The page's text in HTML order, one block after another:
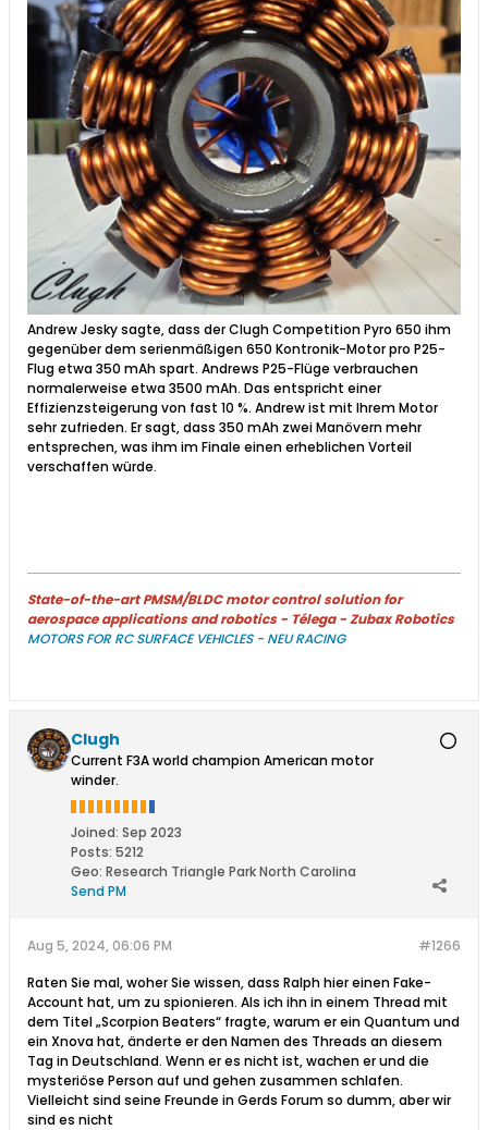
Andrew Jesky sagte, dass der Clugh Competition Pyro 650 ihm
gegenüber dem serienmäßigen 650 Kontronik-Motor pro P25-
Flug etwa 350 mAh spart. Andrews P25-Flüge verbrauchen
normalerweise etwa 3500 mAh. Das entspricht einer
Effizienzsteigerung von fast 10 %. Andrew ist mit Ihrem Motor
sehr zufrieden. Er sagt, dass 350 mAh zwei Manövern mehr
entsprechen, was ihm im Finale einen erheblichen Vorteil
verschaffen würde.
State-of-the-art PMSM/BLDC motor control solution for
aerospace applications and robotics - Télega - Zubax Robotics
MOTORS FOR RC SURFACE VEHICLES - NEU RACING
Clugh
Current F3A world champion American motor
winder.
Joined: Sep 2023
Posts: 5212
Geo: Research Triangle Park North Carolina
Send PM
#1266
Aug 5, 2024, 06:06 PM
Raten Sie mal, woher Sie wissen, dass Ralph hier einen Fake-
Account hat, um zu spionieren. Als ich ihn in einem Thread mit
dem Titel „Scorpion Beaters“ fragte, warum er ein Quantum und
ein Xnova hat, änderte er den Namen des Threads an diesem
Tag in Deutschland. Wenn er es nicht ist, wachen er und die
mysteriöse Person auf und gehen zusammen schlafen.
Vielleicht sind seine Freunde in Gerds Forum so dumm, aber wir
sind es nicht